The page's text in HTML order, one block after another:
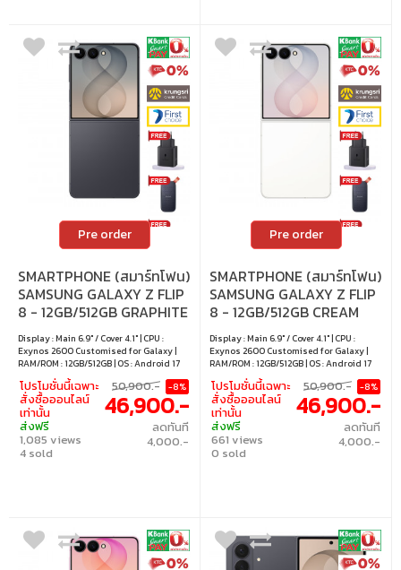
Pre order
SMARTPHONE (สมาร์ทโฟน)
SAMSUNG GALAXY Z FLIP
8 - 12GB/512GB GRAPHITE
Display : Main 6.9" / Cover 4.1" | CPU :
Exynos 2600 Customised for Galaxy |
RAM/ROM : 12GB/512GB | OS : Android 17
โปรโมชั่นนี้เฉพาะ
สั่งซื้อออนไลน์
เท่านั้น
ส่งฟรี
1,085 views
4 sold
50,900.- -8%
46,900.-
ลดทันที
4,000.-
Pre order
SMARTPHONE (สมาร์ทโฟน)
SAMSUNG GALAXY Z FLIP
8 - 12GB/512GB CREAM
Display : Main 6.9" / Cover 4.1" | CPU :
Exynos 2600 Customised for Galaxy |
RAM/ROM : 12GB/512GB | OS : Android 17
โปรโมชั่นนี้เฉพาะ
สั่งซื้อออนไลน์
เท่านั้น
ส่งฟรี
661 views
0 sold
50,900.- -8%
46,900.-
ลดทันที
4,000.-